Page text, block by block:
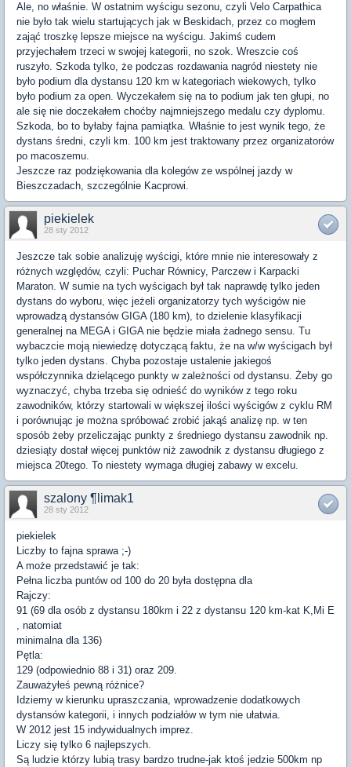
Ale, no właśnie. W ostatnim wyścigu sezonu, czyli Velo Carpathica
nie było tak wielu startujących jak w Beskidach, przez co mogłem
zająć troszkę lepsze miejsce na wyścigu. Jakimś cudem
przyjechałem trzeci w swojej kategorii, no szok. Wreszcie coś
ruszyło. Szkoda tylko, że podczas rozdawania nagród niestety nie
było podium dla dystansu 120 km w kategoriach wiekowych, tylko
było podium za open. Wyczekałem się na to podium jak ten głupi, no
ale się nie doczekałem choćby najmniejszego medalu czy dyplomu.
Szkoda, bo to byłaby fajna pamiątka. Właśnie to jest wynik tego, że
dystans średni, czyli km. 100 km jest traktowany przez organizatorów
po macoszemu.
Jeszcze raz podziękowania dla kolegów ze wspólnej jazdy w
Bieszczadach, szczególnie Kacprowi.
piekielek
28 sty 2012
Jeszcze tak sobie analizuję wyścigi, które mnie nie interesowały z
różnych względów, czyli: Puchar Równicy, Parczew i Karpacki
Maraton. W sumie na tych wyścigach był tak naprawdę tylko jeden
dystans do wyboru, więc jeżeli organizatorzy tych wyścigów nie
wprowadzą dystansów GIGA (180 km), to dzielenie klasyfikacji
generalnej na MEGA i GIGA nie będzie miała żadnego sensu. Tu
wybaczcie moją niewiedzę dotyczącą faktu, że na w/w wyścigach był
tylko jeden dystans. Chyba pozostaje ustalenie jakiegoś
współczynnika dzielącego punkty w zależności od dystansu. Żeby go
wyznaczyć, chyba trzeba się odnieść do wyników z tego roku
zawodników, którzy startowali w większej ilości wyścigów z cyklu RM
i porównując je można spróbować zrobić jakąś analizę np. w ten
sposób żeby przeliczając punkty z średniego dystansu zawodnik np.
dziesiąty dostał więcej punktów niż zawodnik z dystansu długiego z
miejsca 20tego. To niestety wymaga długiej zabawy w excelu.
szalony ¶limak1
28 sty 2012
piekielek
Liczby to fajna sprawa ;-)
A może przedstawić je tak:
Pełna liczba puntów od 100 do 20 była dostępna dla
Rajczy:
91 (69 dla osób z dystansu 180km i 22 z dystansu 120 km-kat K,Mi E
, natomiat
minimalna dla 136)
Pętla:
129 (odpowiednio 88 i 31) oraz 209.
Zauważyłeś pewną różnice?
Idziemy w kierunku upraszczania, wprowadzenie dodatkowych
dystansów kategorii, i innych podziałów w tym nie ułatwia.
W 2012 jest 15 indywidualnych imprez.
Liczy się tylko 6 najlepszych.
Są ludzie którzy lubią trasy bardzo trudne-jak ktoś jedzie 500km np